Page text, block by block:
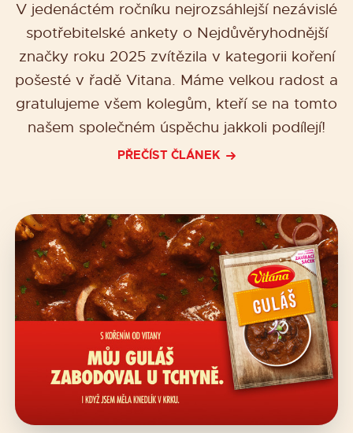
V jedenáctém ročníku nejrozsáhlejší nezávislé
spotřebitelské ankety o Nejdůvěryhodnější
značky roku 2025 zvítězila v kategorii koření
pošesté v řadě Vitana. Máme velkou radost a
gratulujeme všem kolegům, kteří se na tomto
našem společném úspěchu jakkoli podílejí!
PŘEČÍST ČLÁNEK